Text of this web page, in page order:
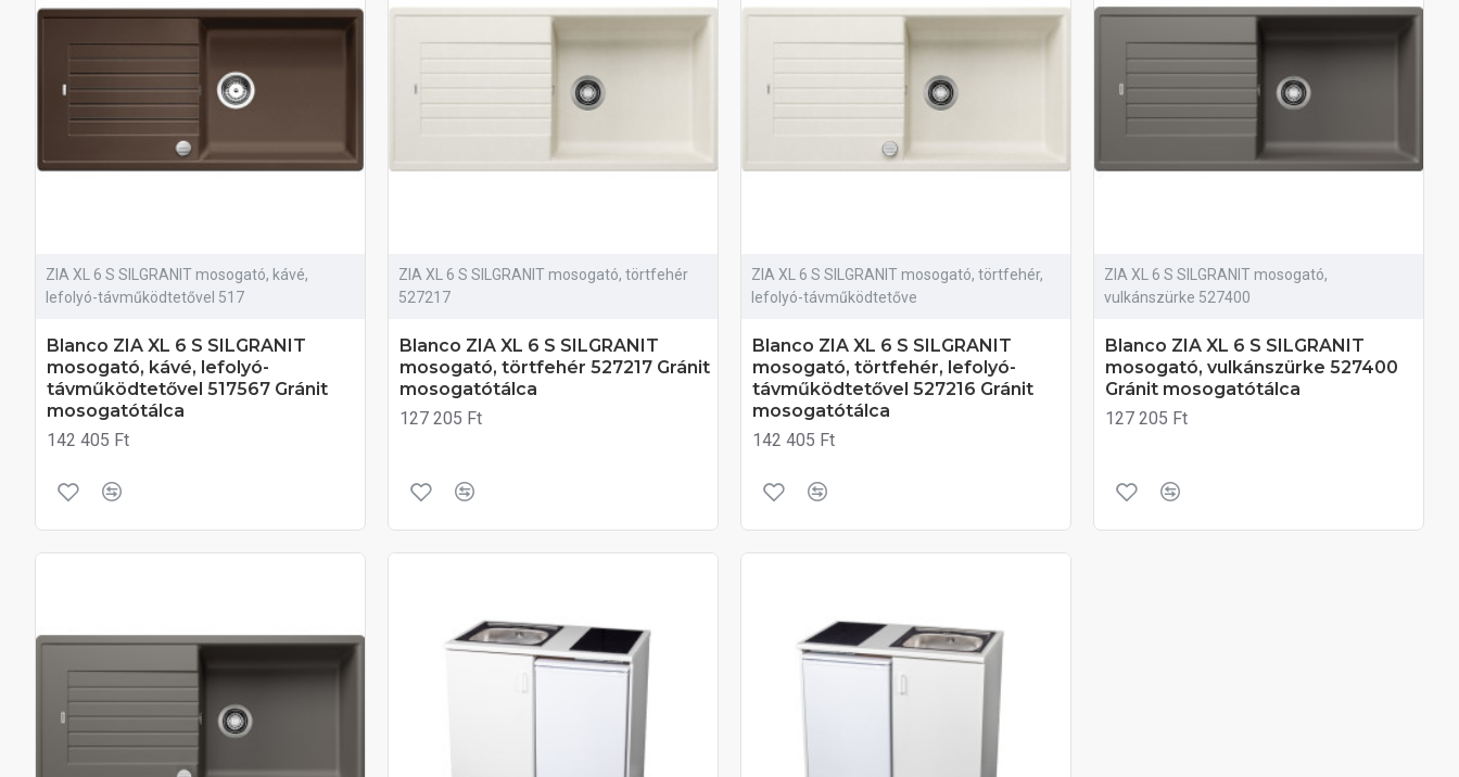
ZIA XL 6 S SILGRANIT mosogató, kávé,
lefolyó-távműködtetővel 517
Blanco ZIA XL 6 S SILGRANIT
mosogató, kávé, lefolyó-
távműködtetővel 517567 Gránit
mosogatótálca
142 405 Ft
ZIA XL 6 S SILGRANIT mosogató, törtfehér
527217
Blanco ZIA XL 6 S SILGRANIT
mosogató, törtfehér 527217 Gránit
mosogatótálca
127 205 Ft
ZIA XL 6 S SILGRANIT mosogató, törtfehér,
lefolyó-távműködtetőve
Blanco ZIA XL 6 S SILGRANIT
mosogató, törtfehér, lefolyó-
távműködtetővel 527216 Gránit
mosogatótálca
142 405 Ft
ZIA XL 6 S SILGRANIT mosogató,
vulkánszürke 527400
Blanco ZIA XL 6 S SILGRANIT
mosogató, vulkánszürke 527400
Gránit mosogatótálca
127 205 Ft